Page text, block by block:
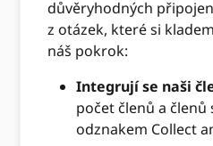
důvěryhodných
z otázek, které si
náš pokrok:
Integrují se naši
počet členů a členů
odznakem Collect